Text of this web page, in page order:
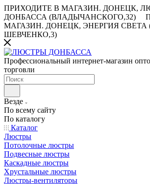
ПРИХОДИТЕ В МАГАЗИН. ДОНЕЦК,
ДОНБАССА (ВЛАДЫЧАНСКОГО,32)
МАГАЗИН. ДОНЕЦК, ЭНЕРГИЯ СВЕТА
ШЕВЧЕНКО,3)
Профессиональный интернет-магазин
торговли
Везде
По всему сайту
По каталогу
Каталог
Люстры
Потолочные люстры
Подвесные люстры
Каскадные люстры
Хрустальные люстры
Люстры-вентиляторы